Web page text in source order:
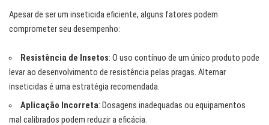
Apesar de ser um inseticida eficiente, alguns fatores podem
comprometer seu desempenho:
Resistência de Insetos: O uso contínuo de um único produto pode
levar ao desenvolvimento de resistência pelas pragas. Alternar
inseticidas é uma estratégia recomendada.
Aplicação Incorreta: Dosagens inadequadas ou equipamentos
mal calibrados podem reduzir a eficácia.